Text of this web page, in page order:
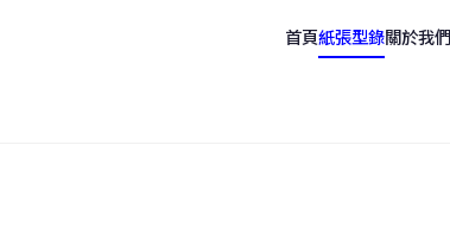
首頁紙張型錄關於我們